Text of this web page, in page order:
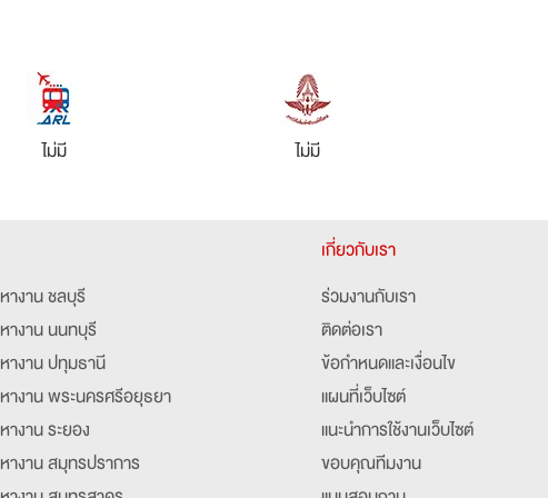
ไม่มี ไม่มี
หางาน ชลบุรี
หางาน นนทบุรี
หางาน ปทุมธานี
หางาน พระนครศรีอยุธยา
หางาน ระยอง
หางาน สมุทรปราการ
เกี่ยวกับเรา
ร่วมงานกับเรา
ติดต่อเรา
ข้อกำหนดและเงื่อนไข
แผนที่เว็บไซต์
แนะนำการใช้งานเว็บไซต์
ขอบคุณทีมงาน